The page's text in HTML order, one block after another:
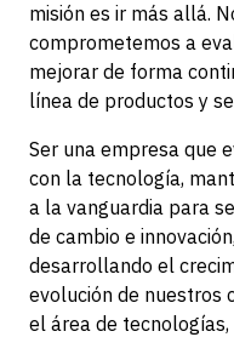
misión es ir más allá.
comprometemos a
mejorar de forma
línea de productos y
Ser una empresa que
con la tecnología,
a la vanguardia para
de cambio e innovación,
desarrollando el
evolución de nuestros
el área de tecnologías,